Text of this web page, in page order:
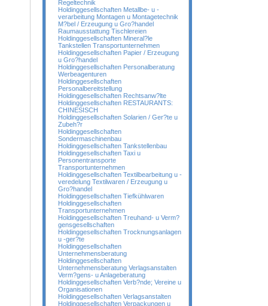
Regeltechnik
Holdinggesellschaften Metallbe- u -
verarbeitung Montagen u Montagetechnik
M?bel / Erzeugung u Gro?handel
Raumausstattung Tischlereien
Holdinggesellschaften Mineral?le
Tankstellen Transportunternehmen
Holdinggesellschaften Papier / Erzeugung
u Gro?handel
Holdinggesellschaften Personalberatung
Werbeagenturen
Holdinggesellschaften
Personalbereitstellung
Holdinggesellschaften Rechtsanw?lte
Holdinggesellschaften RESTAURANTS:
CHINESISCH
Holdinggesellschaften Solarien / Ger?te u
Zubeh?r
Holdinggesellschaften
Sondermaschinenbau
Holdinggesellschaften Tankstellenbau
Holdinggesellschaften Taxi u
Personentransporte
Transportunternehmen
Holdinggesellschaften Textilbearbeitung u -
veredelung Textilwaren / Erzeugung u
Gro?handel
Holdinggesellschaften Tiefkühlwaren
Holdinggesellschaften
Transportunternehmen
Holdinggesellschaften Treuhand- u Verm?
gensgesellschaften
Holdinggesellschaften Trocknungsanlagen
u -ger?te
Holdinggesellschaften
Unternehmensberatung
Holdinggesellschaften
Unternehmensberatung Verlagsanstalten
Verm?gens- u Anlageberatung
Holdinggesellschaften Verb?nde; Vereine u
Organisationen
Holdinggesellschaften Verlagsanstalten
Holdinggesellschaften Verpackungen u